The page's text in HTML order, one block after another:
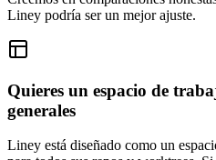
Liney podría ser un mejor ajuste.
Quieres un espacio de
generales
Liney está diseñado como un